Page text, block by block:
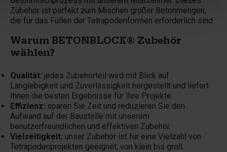
Zubehör ist perfekt zum Mischen großer Betonmengen,
die für das Füllen der Tetrapodenformen erforderlich sind.
Warum BETONBLOCK® Zubehör
wählen?
Qualität: jedes Zubehörteil wird mit Blick auf
Langlebigkeit und Zuverlässigkeit hergestellt und liefert
Ihnen die besten Ergebnisse für Ihre Projekte.
Effizienz: sparen Sie Zeit und reduzieren Sie den
Aufwand auf der Baustelle mit unserem
benutzerfreundlichen und effektiven Zubehör.
Vielseitigkeit: unser Zubehör ist für eine Vielzahl von
Tetrapodenprojekten geeignet, von klein bis groß.